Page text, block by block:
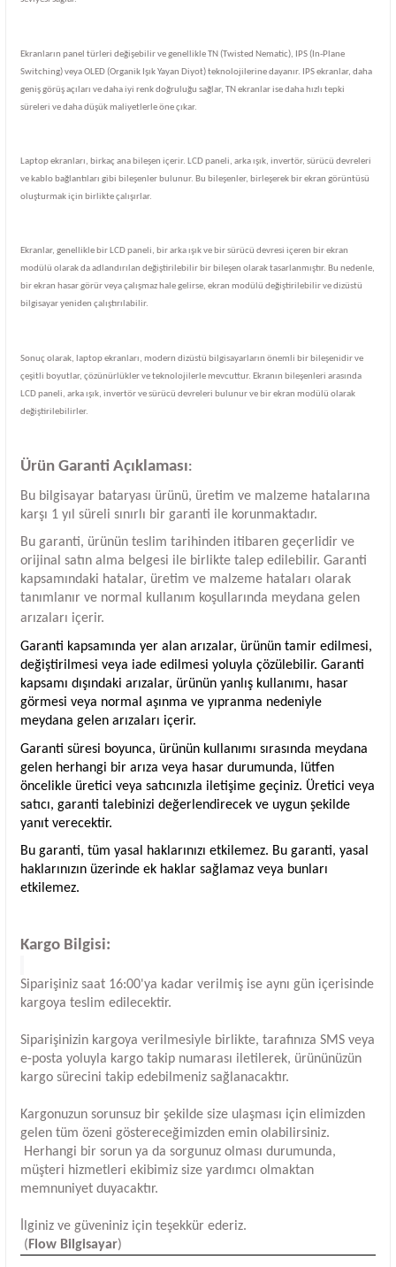
Ekranların panel türleri değişebilir ve genellikle TN (Twisted Nematic), IPS (In-Plane
Switching) veya OLED (Organik Işık Yayan Diyot) teknolojilerine dayanır. IPS ekranlar, daha
geniş görüş açıları ve daha iyi renk doğruluğu sağlar, TN ekranlar ise daha hızlı tepki
süreleri ve daha düşük maliyetlerle öne çıkar.
Laptop ekranları, birkaç ana bileşen içerir. LCD paneli, arka ışık, invertör, sürücü devreleri
ve kablo bağlantıları gibi bileşenler bulunur. Bu bileşenler, birleşerek bir ekran görüntüsü
oluşturmak için birlikte çalışırlar.
Ekranlar, genellikle bir LCD paneli, bir arka ışık ve bir sürücü devresi içeren bir ekran
modülü olarak da adlandırılan değiştirilebilir bir bileşen olarak tasarlanmıştır. Bu nedenle,
bir ekran hasar görür veya çalışmaz hale gelirse, ekran modülü değiştirilebilir ve dizüstü
bilgisayar yeniden çalıştırılabilir.
Sonuç olarak, laptop ekranları, modern dizüstü bilgisayarların önemli bir bileşenidir ve
çeşitli boyutlar, çözünürlükler ve teknolojilerle mevcuttur. Ekranın bileşenleri arasında
LCD paneli, arka ışık, invertör ve sürücü devreleri bulunur ve bir ekran modülü olarak
değiştirilebilirler.
Ürün Garanti Açıklaması:
Bu bilgisayar bataryası ürünü, üretim ve malzeme hatalarına
karşı 1 yıl süreli sınırlı bir garanti ile korunmaktadır.
Bu garanti, ürünün teslim tarihinden itibaren geçerlidir ve
orijinal satın alma belgesi ile birlikte talep edilebilir. Garanti
kapsamındaki hatalar, üretim ve malzeme hataları olarak
tanımlanır ve normal kullanım koşullarında meydana gelen
arızaları içerir.
Garanti kapsamında yer alan arızalar, ürünün tamir edilmesi,
değiştirilmesi veya iade edilmesi yoluyla çözülebilir. Garanti
kapsamı dışındaki arızalar, ürünün yanlış kullanımı, hasar
görmesi veya normal aşınma ve yıpranma nedeniyle
meydana gelen arızaları içerir.
Garanti süresi boyunca, ürünün kullanımı sırasında meydana
gelen herhangi bir arıza veya hasar durumunda, lütfen
öncelikle üretici veya satıcınızla iletişime geçiniz. Üretici veya
satıcı, garanti talebinizi değerlendirecek ve uygun şekilde
yanıt verecektir.
Bu garanti, tüm yasal haklarınızı etkilemez. Bu garanti, yasal
haklarınızın üzerinde ek haklar sağlamaz veya bunları
etkilemez.
Kargo Bilgisi:
Siparişiniz saat 16:00'ya kadar verilmiş ise aynı gün içerisinde
kargoya teslim edilecektir.
Siparişinizin kargoya verilmesiyle birlikte, tarafınıza SMS veya
e-posta yoluyla kargo takip numarası iletilerek, ürününüzün
kargo sürecini takip edebilmeniz sağlanacaktır.
Kargonuzun sorunsuz bir şekilde size ulaşması için elimizden
gelen tüm özeni göstereceğimizden emin olabilirsiniz.
Herhangi bir sorun ya da sorgunuz olması durumunda,
müşteri hizmetleri ekibimiz size yardımcı olmaktan
memnuniyet duyacaktır.
İlginiz ve güveniniz için teşekkür ederiz.
( Flow Bilgisayar)